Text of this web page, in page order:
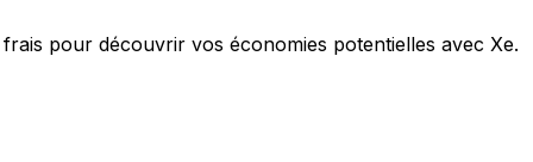
pour découvrir vos économies potentielles avec Xe.